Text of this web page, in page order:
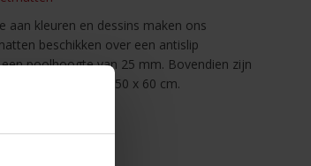
aan kleuren en dessins maken ons
beschikken over een antislip
poolhoogte van 25 mm. Bovendien zijn
in de maat 50 x 60 cm.